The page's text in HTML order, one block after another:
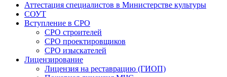
Аттестация специалистов в Министерстве культуры
СОУТ
Вступление в СРО
СРО строителей
СРО проектировщиков
СРО изыскателей
Лицензирование
Лицензия на реставрацию (ГИОП)